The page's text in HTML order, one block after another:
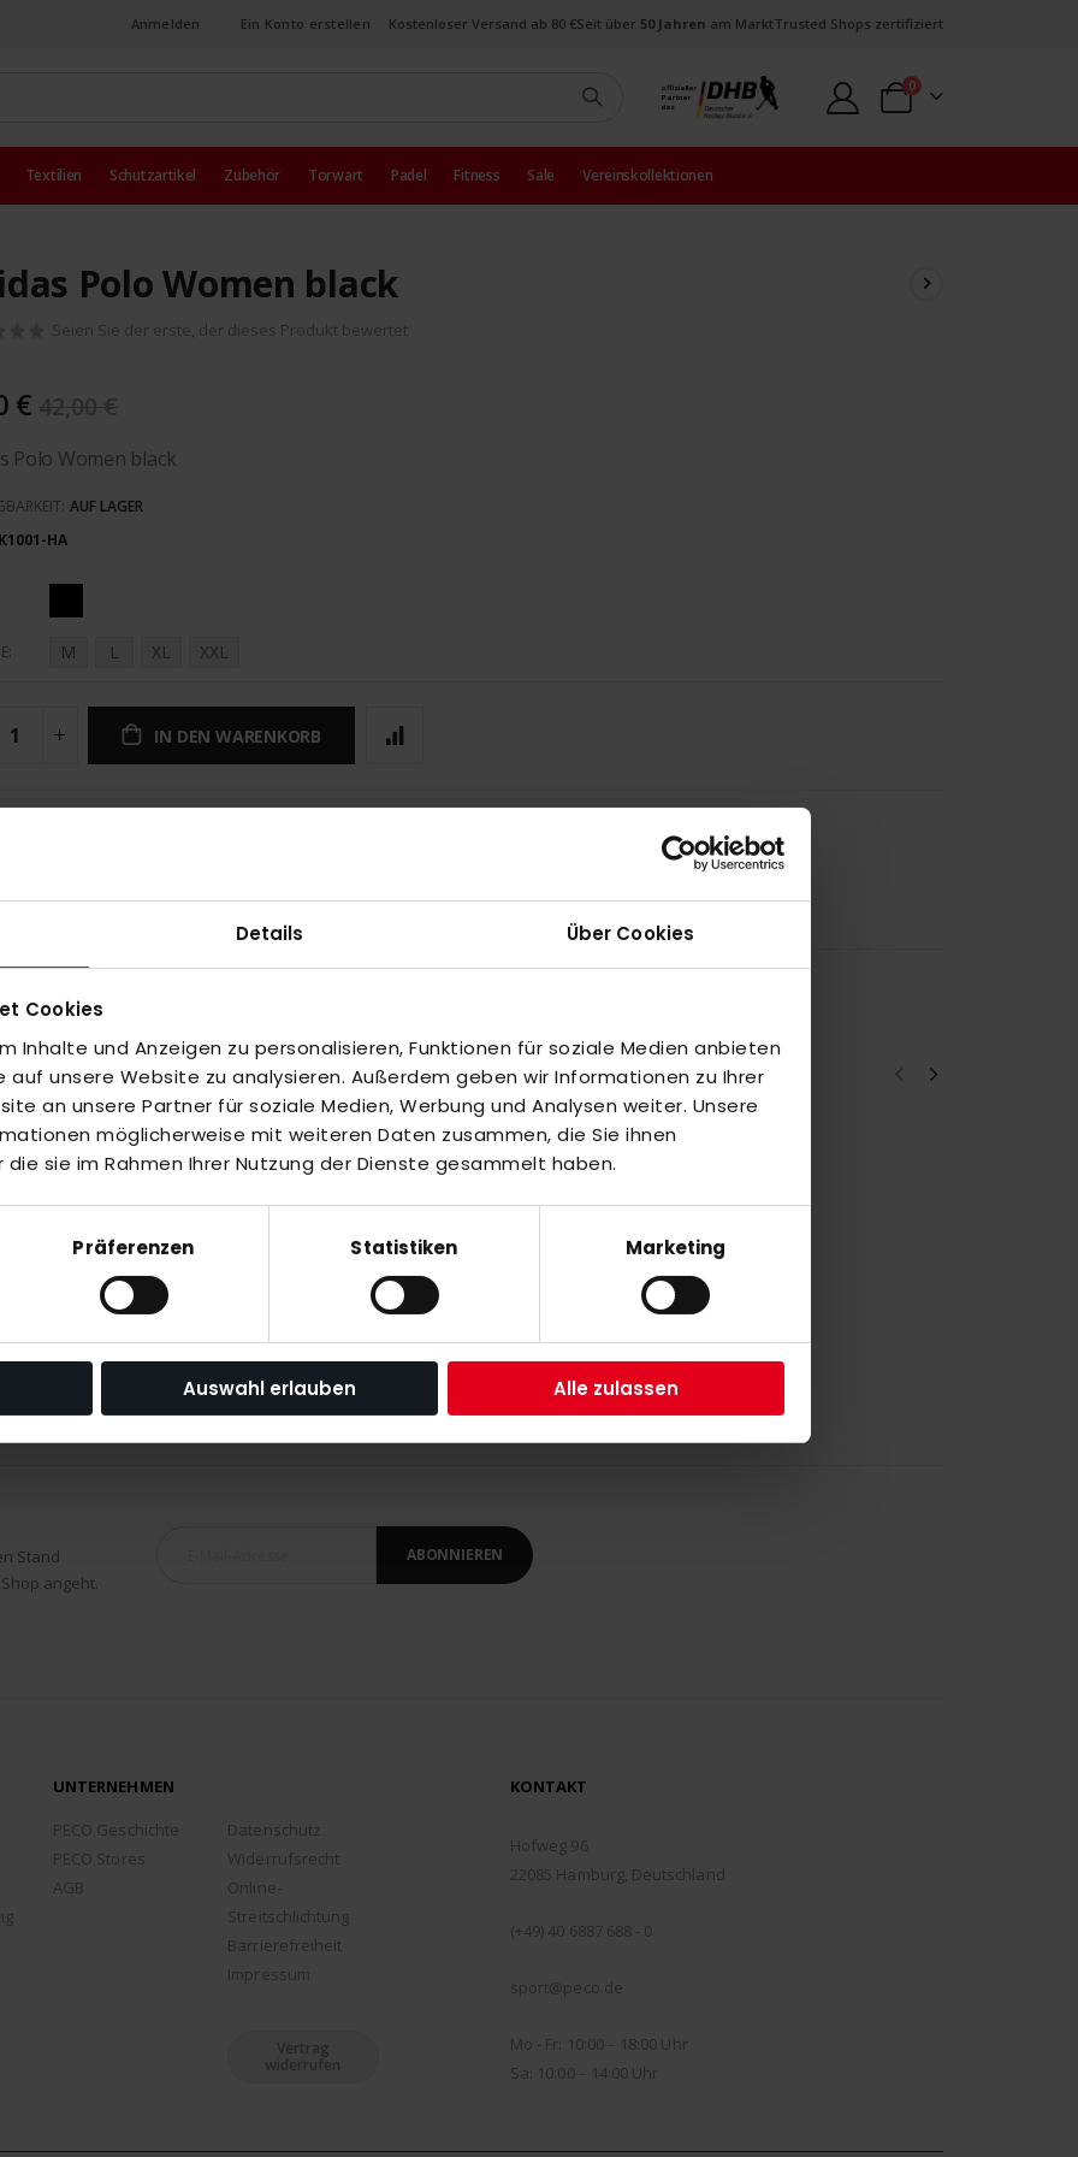
Details Über Cookies
Cookies
Inhalte und Anzeigen zu personalisieren, Funktionen für soziale Medien anbieten
auf unsere Website zu analysieren. Außerdem geben wir Informationen zu Ihrer
an unsere Partner für soziale Medien, Werbung und Analysen weiter. Unsere
möglicherweise mit weiteren Daten zusammen, die Sie ihnen
sie im Rahmen Ihrer Nutzung der Dienste gesammelt haben.
Präferenzen Statistiken Marketing
Auswahl erlauben Alle zulassen
Anmelden Ein Konto erstellen Kostenloser Versand ab 80 €Seit über 50 Jahren am MarktTrusted Shops zertifiziert
offizieller
Partner
des
Warenkorb
0Artikel
Textilien Schutzartikel Zubehör Torwart Padel Fitness Sale Vereinskollektionen
Polo Women black
Seien Sie der erste, der dieses Produkt bewertet
€
Polo Women black
AUF LAGER
HA
M L XL XXL
IN DEN WARENKORB
oderAlle auswählen
white
Stand
angeht.
ABONNIEREN
UNTERNEHMEN
PECO Geschichte
PECO Stores
AGB
Datenschutz
Widerrufsrecht
Online-
Streitschlichtung
Barrierefreiheit
Impressum
Vertrag
widerrufen
KONTAKT
Hofweg 96
22085 Hamburg, Deutschland
(+49) 40 6887 688 - 0
sport@peco.de
Mo - Fr: 10:00 – 18:00 Uhr
Sa: 10:00 – 14:00 Uhr